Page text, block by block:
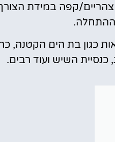
צהריים/קפה במידת
ההתחלה.
כגון בת הים הקטנה,
כנסיית השיש ועוד רבים.